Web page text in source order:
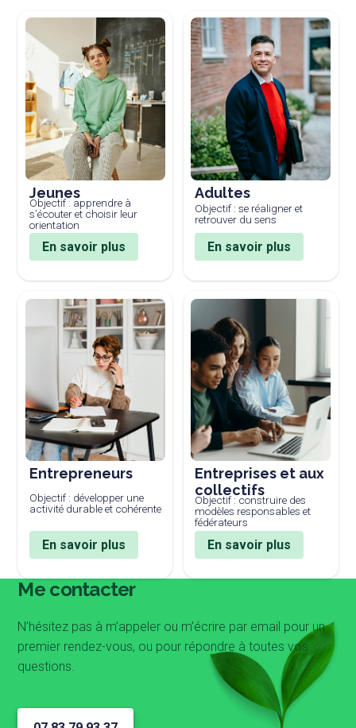
Jeunes
Objectif : apprendre à
s’écouter et choisir leur
orientation
En savoir plus
Adultes
Objectif : se réaligner et
retrouver du sens
En savoir plus
Entrepreneurs
Objectif : développer une
activité durable et cohérente
En savoir plus
Entreprises et aux
collectifs
Objectif : construire des
modèles responsables et
fédérateurs
En savoir plus
Me contacter
N’hésitez pas à m’appeler ou m’écrire par email pour un
premier rendez-vous, ou pour répondre à toutes vos
questions.